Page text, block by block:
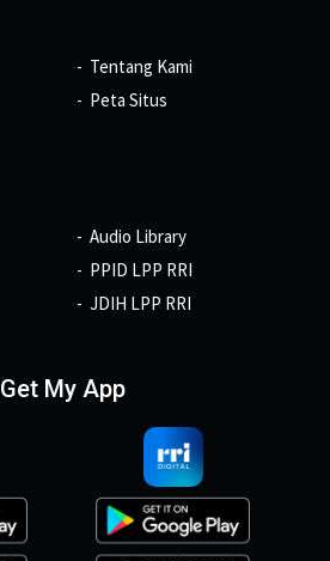
Tentang Kami
Peta Situs
Audio Library
PPID LPP RRI
JDIH LPP RRI
Get My App